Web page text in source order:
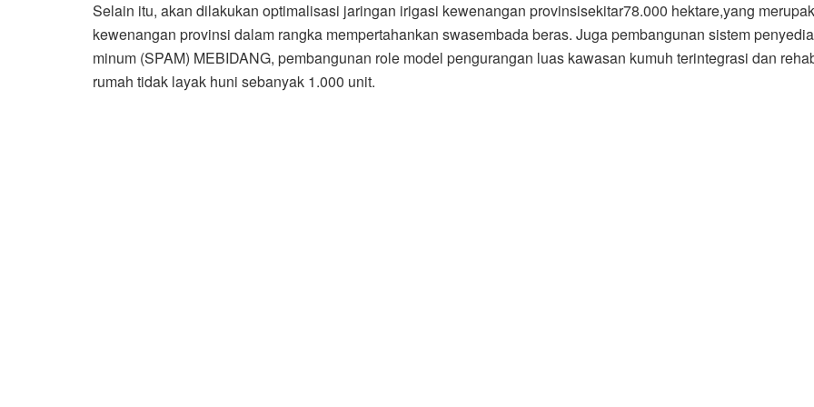
Selain itu, akan dilakukan optimalisasi jaringan irigasi kewenangan provinsisekitar78.000 hektare,yang
kewenangan provinsi dalam rangka mempertahankan swasembada beras. Juga pembangunan sistem
minum (SPAM) MEBIDANG, pembangunan role model pengurangan luas kawasan kumuh terintegrasi dan
rumah tidak layak huni sebanyak 1.000 unit.